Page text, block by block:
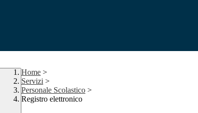
Home >
Servizi >
Personale Scolastico >
Registro elettronico